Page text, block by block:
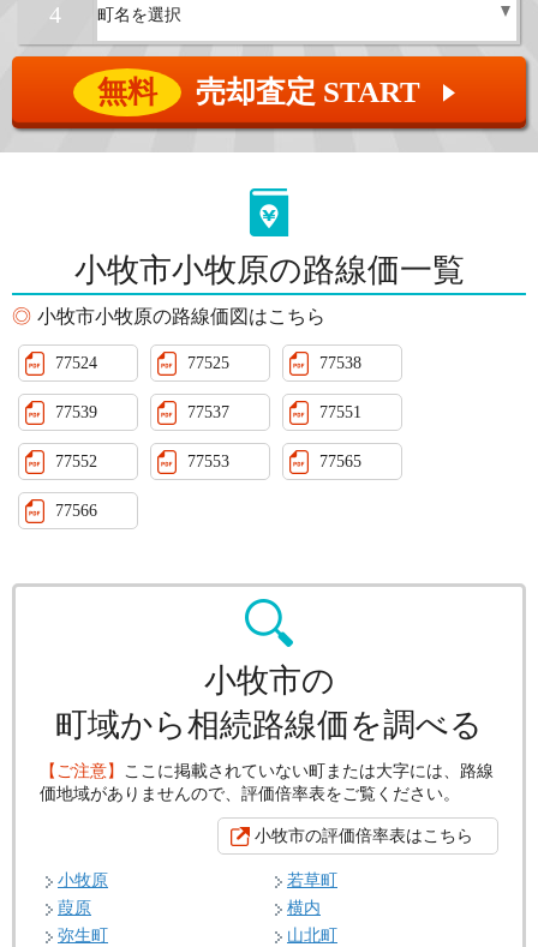
4
無料 売却査定 START ▲
小牧市小牧原の路線価一覧
小牧市小牧原の路線価図はこちら
77524 77525 77538
77539 77537 77551
77552 77553 77565
77566
小牧市の
町域から相続路線価を調べる
【ご注意】 ここに掲載されていない町または大字には、路線
価地域がありませんので、評価倍率表をご覧ください。
小牧市の評価倍率表はこちら
小牧原
若草町
葭原
横内
弥生町
山北町